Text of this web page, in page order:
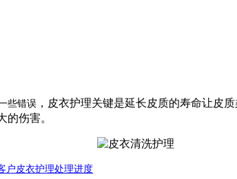
些错误 ，皮衣护理关键是延长皮质的寿命让皮
伤害。
户皮衣护理处理进度